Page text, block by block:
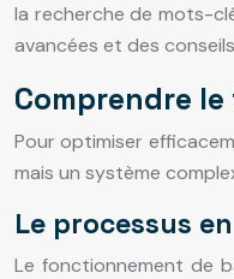
la recherche de mots-
avancées et des
Comprendre
Pour optimiser
mais un système
Le processus
Le fonctionnement de